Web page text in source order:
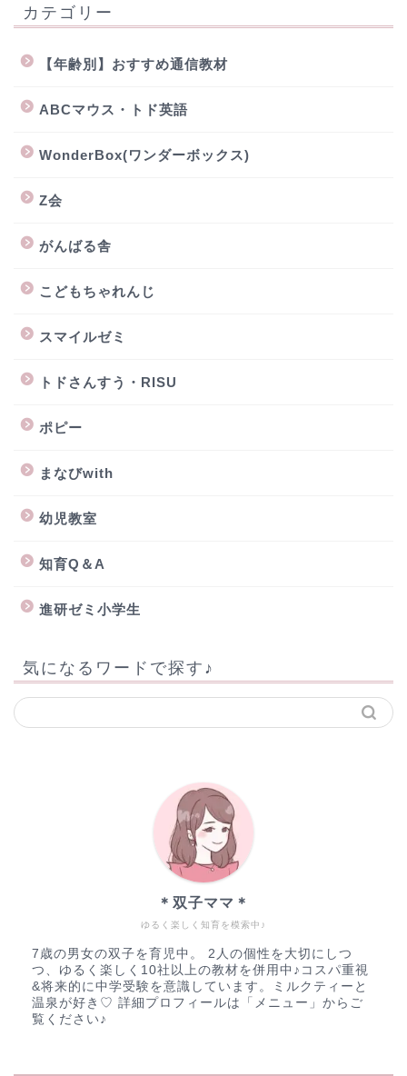
カテゴリー
【年齢別】おすすめ通信教材
ABCマウス・トド英語
WonderBox(ワンダーボックス)
Z会
がんばる舎
こどもちゃれんじ
スマイルゼミ
トドさんすう・RISU
ポピー
まなびwith
幼児教室
知育Q＆A
進研ゼミ小学生
気になるワードで探す♪
ゆるく楽しく知育を模索中♪
＊双子ママ＊
7歳の男女の双子を育児中。 2人の個性を大切にしつ
つ、ゆるく楽しく10社以上の教材を併用中♪コスパ重視
&将来的に中学受験を意識しています。ミルクティーと
温泉が好き♡ 詳細プロフィールは「メニュー」からご
覧ください♪